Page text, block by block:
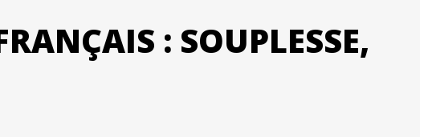
: SOUPLESSE,